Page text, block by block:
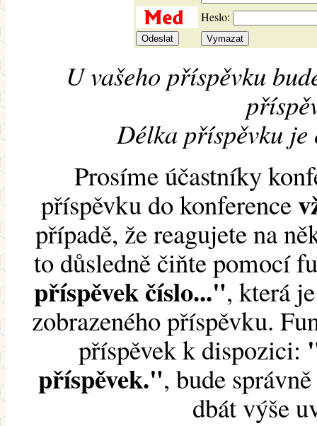
Heslo:
U vašeho příspěvku
Délka příspěvku je
Prosíme účastníky
příspěvku do konference
případě, že reagujete na
to důsledně čiňte pomocí
příspěvek číslo...", která
zobrazeného příspěvku.
příspěvek k dispozici:
příspěvek.", bude
dbát výše